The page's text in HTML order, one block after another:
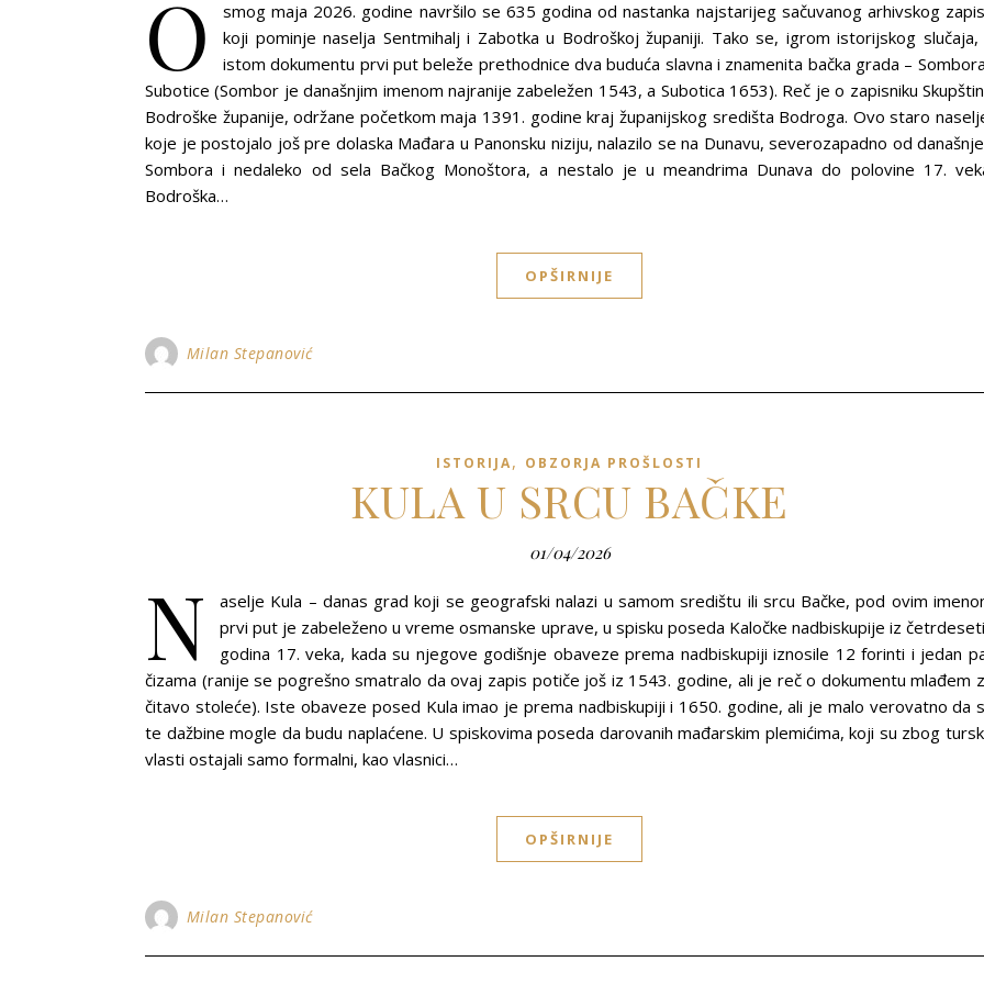
O
smog maja 2026. godine navršilo se 635 godina od nastanka najstarijeg sačuvanog arhivskog
koji pominje naselja Sentmihalj i Zabotka u Bodroškoj županiji. Tako se, igrom istorijskog slučaja,
istom dokumentu prvi put beleže prethodnice dva buduća slavna i znamenita bačka grada –
Subotice (Sombor je današnjim imenom najranije zabeležen 1543, a Subotica 1653). Reč je o zapisniku
Bodroške županije, održane početkom maja 1391. godine kraj županijskog središta Bodroga. Ovo staro
koje je postojalo još pre dolaska Mađara u Panonsku niziju, nalazilo se na Dunavu, severozapadno od
Sombora i nedaleko od sela Bačkog Monoštora, a nestalo je u meandrima Dunava do polovine 17.
Bodroška…
OPŠIRNIJE
Milan Stepanović
ISTORIJA, OBZORJA PROŠLOSTI
KULA U SRCU BAČKE
01/04/2026
N
aselje Kula – danas grad koji se geografski nalazi u samom središtu ili srcu Bačke, pod ovim
prvi put je zabeleženo u vreme osmanske uprave, u spisku poseda Kaločke nadbiskupije iz
godina 17. veka, kada su njegove godišnje obaveze prema nadbiskupiji iznosile 12 forinti i jedan
čizama (ranije se pogrešno smatralo da ovaj zapis potiče još iz 1543. godine, ali je reč o dokumentu mlađem
čitavo stoleće). Iste obaveze posed Kula imao je prema nadbiskupiji i 1650. godine, ali je malo verovatno da
te dažbine mogle da budu naplaćene. U spiskovima poseda darovanih mađarskim plemićima, koji su zbog
vlasti ostajali samo formalni, kao vlasnici…
OPŠIRNIJE
Milan Stepanović